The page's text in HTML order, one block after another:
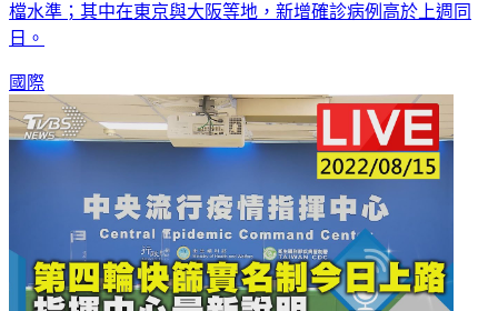
檔水準；其中在東京與大阪等地，新增確診病例高於上週同
日。
國際